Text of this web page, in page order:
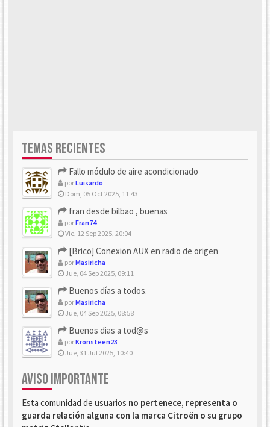
TEMAS RECIENTES
Fallo módulo de aire acondicionado
porLuisardo
Dom, 05 Oct 2025, 11:43
fran desde bilbao , buenas
porFran74
Vie, 12 Sep 2025, 20:04
[Brico] Conexion AUX en radio de origen
porMasiricha
Jue, 04 Sep 2025, 09:11
Buenos días a todos.
porMasiricha
Jue, 04 Sep 2025, 08:58
Buenos dias a tod@s
porKronsteen23
Jue, 31 Jul 2025, 10:40
AVISO IMPORTANTE
Esta comunidad de usuarios no pertenece, representa o
guarda relación alguna con la marca Citroën o su grupo